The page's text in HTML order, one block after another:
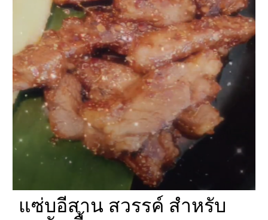
แซ่บอีสาน สวรรค์ สำหรับ